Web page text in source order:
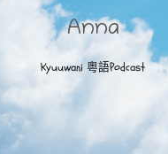
Anna
Kyuuwani 粵語Podcast